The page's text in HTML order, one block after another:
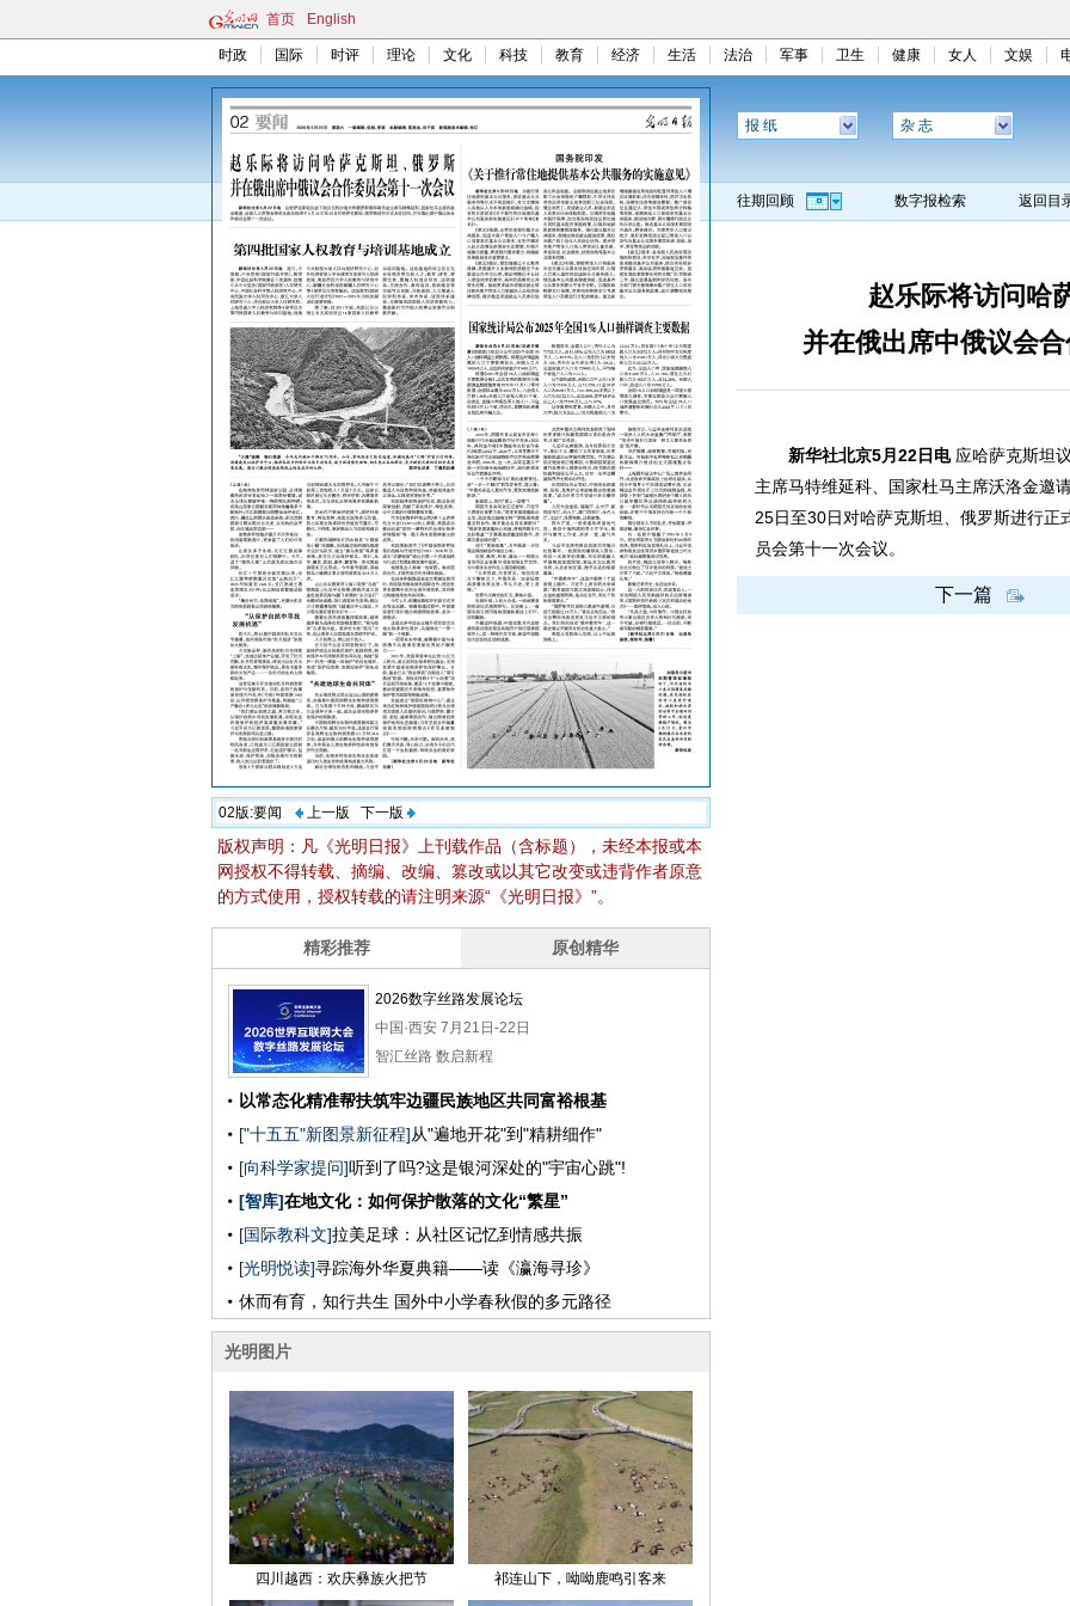
首页 English
时政 国际 时评 理论 文化 科技 教育 经济 生活 法治 军事 卫生 健康 女人 文娱
02版:要闻 上一版 下一版
版权声明：凡《光明日报》上刊载作品（含标题），未经本报或本
网授权不得转载、摘编、改编、篡改或以其它改变或违背作者原意
的方式使用，授权转载的请注明来源“《光明日报》”。
报 纸 杂 志
往期回顾 数字报检索 返回目
赵乐际将访问哈
并在俄出席中俄议会
新华社北京5月22日电应哈萨克斯坦
主席马特维延科、国家杜马主席沃洛金邀
25日至30日对哈萨克斯坦、俄罗斯进行
员会第十一次会议。
下一篇